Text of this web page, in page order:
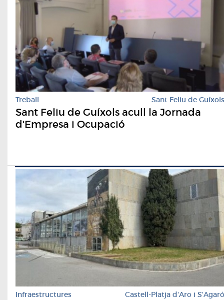
Treball Sant Feliu de Guíxols
Sant Feliu de Guíxols acull la Jornada
d'Empresa i Ocupació
Infraestructures Castell-Platja d'Aro i S'Agaró